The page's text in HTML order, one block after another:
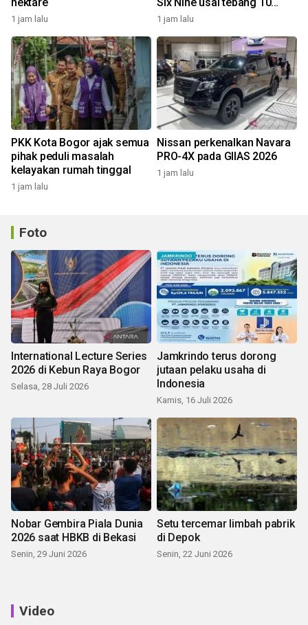
1 jam lalu
pohon
1 jam lalu
PKK Kota Bogor ajak semua
pihak peduli masalah
kelayakan rumah tinggal
1 jam lalu
Nissan perkenalkan Navara
PRO-4X pada GIIAS 2026
1 jam lalu
Foto
International Lecture Series
2026 di Kebun Raya Bogor
Selasa, 28 Juli 2026
Jamkrindo terus dorong
jutaan pelaku usaha di
Indonesia
Kamis, 16 Juli 2026
Nobar Gembira Piala Dunia
2026 saat HBKB di Bekasi
Senin, 29 Juni 2026
Setu tercemar limbah pabrik
di Depok
Senin, 22 Juni 2026
Video